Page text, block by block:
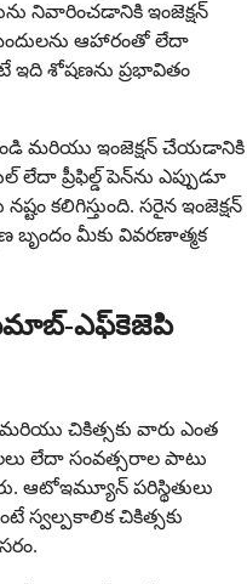
నివారించడానికి ఇంజెక్షన్
ఆహారంతో లేదా
ఇది శోషణను ప్రభావితం
మరియు ఇంజెక్షన్ చేయడానికి
లేదా ప్రీఫిల్డ్ పెన్‌ను ఎప్పుడూ
కలిగిస్తుంది. సరైన ఇంజెక్షన్
బృందం మీకు వివరణాత్మక
ఎఫ్‌కెజెపి
చికిత్సకు వారు ఎంత
లేదా సంవత్సరాల పాటు
ఆటోఇమ్యూన్ పరిస్థితులు
స్వల్పకాలిక చికిత్సకు